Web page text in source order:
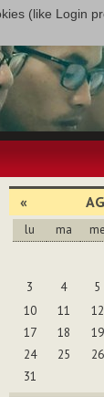
(like Login
«
lu ma me
3
4 5
10
11 12
17
18 19
24
25 26
31